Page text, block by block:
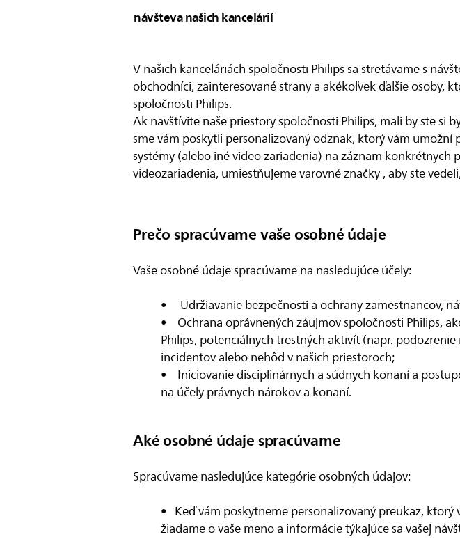
návšteva našich kancelárií
V našich kanceláriách spoločnosti Philips sa stretávame s
obchodníci, zainteresované strany a akékoľvek ďalšie osoby,
spoločnosti Philips.
Ak navštívite naše priestory spoločnosti Philips, mali by ste si
sme vám poskytli personalizovaný odznak, ktorý vám
systémy (alebo iné video zariadenia) na záznam
videozariadenia, umiestňujeme varovné značky , aby ste
Prečo spracúvame vaše osobné údaje
Vaše osobné údaje spracúvame na nasledujúce účely:
• Udržiavanie bezpečnosti a ochrany zamestnancov,
• Ochrana oprávnených záujmov spoločnosti Philips,
Philips, potenciálnych trestných aktivít (napr.
incidentov alebo nehôd v našich priestoroch;
• Iniciovanie disciplinárnych a súdnych konaní a
na účely právnych nárokov a konaní.
Aké osobné údaje spracúvame
Spracúvame nasledujúce kategórie osobných údajov:
• Keď vám poskytneme personalizovaný preukaz,
žiadame o vaše meno a informácie týkajúce sa vašej